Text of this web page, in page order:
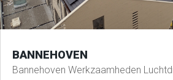
BANNEHOVEN
Bannehoven Werkzaamheden